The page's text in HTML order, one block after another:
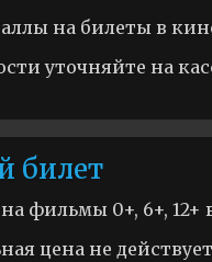
на билеты в
уточняйте на
билет
фильмы 0+, 6+, 12+
цена не